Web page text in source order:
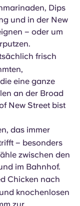
Dips
und in der New
– oder um
frisch
eine ganze
an der Broad
New Street bist
das immer
– besonders
zwischen den
im Bahnhof.
Chicken nach
knochenlosen
zur